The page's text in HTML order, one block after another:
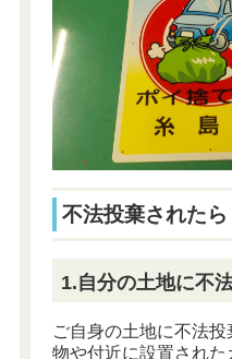
不法投棄されたら
1.自分の土地に不
ご自身の土地に不法
物や付近に設置され